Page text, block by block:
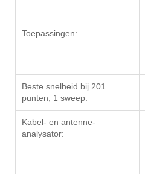
Toepassingen:
Beste snelheid bij 201
punten, 1 sweep:
Kabel- en antenne-
analysator: